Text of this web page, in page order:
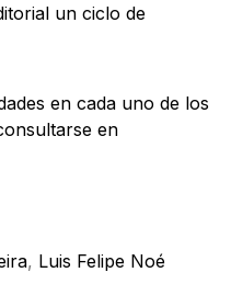
un ciclo de
en cada uno de los
en
, Luis Felipe Noé